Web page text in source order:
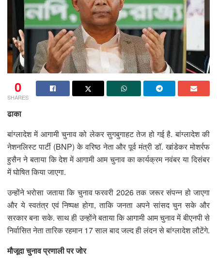
0
SHARES
ढाका
बांग्लादेश में आगामी चुनाव को लेकर सुगबुगाहट तेज हो गई है. बांग्लादेश की
नेशनलिस्ट पार्टी (BNP) के वरिष्ठ नेता और पूर्व मंत्री डॉ. खांडेकर मोशर्रफ
हुसैन ने बताया कि देश में आगामी आम चुनाव का कार्यक्रम नवंबर या दिसंबर
में घोषित किया जाएगा.
उन्होंने भरोसा जताया कि चुनाव फरवरी 2026 तक जरूर संपन्न हो जाएगा
और ये स्वतंत्र एवं निष्पक्ष होगा, ताकि जनता अपने सांसद चुन सके और
सरकार बना सके. साथ ही उन्होंने बताया कि आगामी आम चुनाव में बीएनपी से
निर्वासित नेता तारिक रहमान 17 साल बाद जल्द ही लंदन से बांग्लादेश लौटेंगे.
मौजूदा चुनाव प्रणाली पर जोर